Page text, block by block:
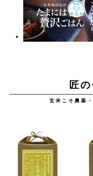
匠
玄米こそ農薬